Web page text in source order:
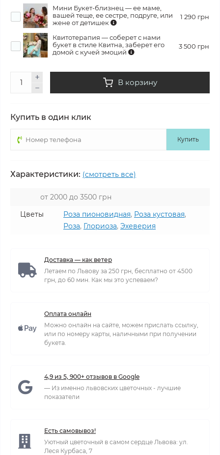
Мини Букет-близнец — ее маме,
вашей теще, ее сестре, подруге, или
жене от детишек
1 290 грн
Квитотерапия — соберет с нами
букет в стиле Квитна, заберет его
домой с кучей эмоций
3 500 грн
В корзину
Купить в один клик
Купить
Характеристики: (смотреть все)
от 2000 до 3500 грн
Цветы
Роза пионовидная, Роза кустовая,
Роза, Глориоза, Эхеверия
Доставка — как ветер
Летаем по Львову за 250 грн, бесплатно от 4500
грн, до 60 мин. Как мы это успеваем?
Оплата онлайн
Можно онлайн на сайте, можем прислать ссылку,
или по номеру карты, наличными при получении
букета.
4,9 из 5, 900+ отзывов в Google
— Из именно львовских цветочных - лучшие
показатели
Есть самовывоз!
Уютный цветочный в самом сердце Львова: ул.
Леся Курбаса, 7